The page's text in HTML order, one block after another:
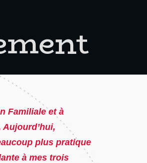
Familiale et à
plus pratique
à mes trois